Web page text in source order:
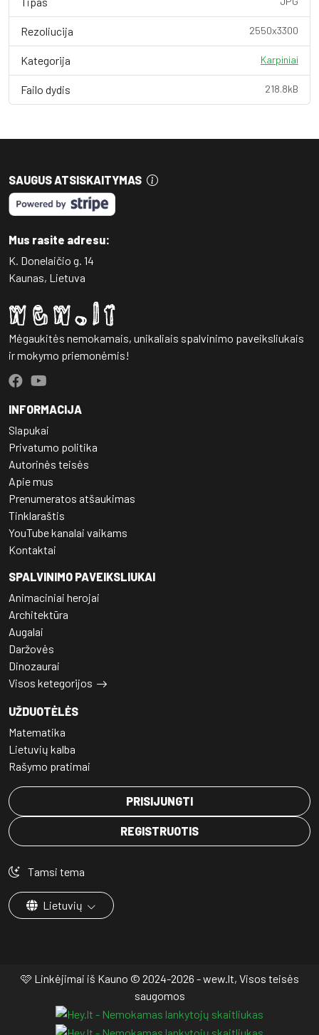
Rezoliucija 2550x3300
Kategorija Karpiniai
Failo dydis 218.8kB
SAUGUS ATSISKAITYMAS
Mus rasite adresu:
K. Donelaičio g. 14
Kaunas, Lietuva
Mėgaukitės nemokamais, unikaliais spalvinimo paveiksliukais
ir mokymo priemonėmis!
INFORMACIJA
Slapukai
Privatumo politika
Autorinės teisės
Apie mus
Prenumeratos atšaukimas
Tinklaraštis
YouTube kanalai vaikams
Kontaktai
SPALVINIMO PAVEIKSLIUKAI
Animaciniai herojai
Architektūra
Augalai
Daržovės
Dinozaurai
Visos ketegorijos
UŽDUOTĖLĖS
Matematika
Lietuvių kalba
Rašymo pratimai
PRISIJUNGTI
REGISTRUOTIS
Tamsi tema
Lietuvių
🩷 Linkėjimai iš Kauno © 2024-2026 - wew.lt, Visos teisės
saugomos